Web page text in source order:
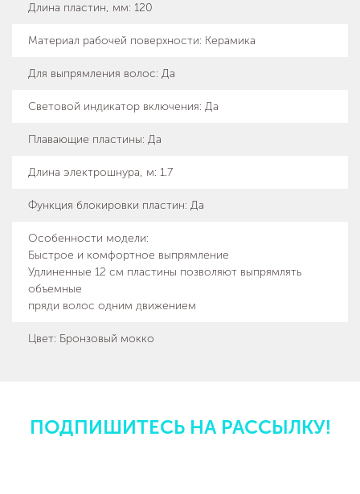
Длина пластин, мм: 120
Материал рабочей поверхности: Керамика
Для выпрямления волос: Да
Световой индикатор включения: Да
Плавающие пластины: Да
Длина электрошнура, м: 1.7
Функция блокировки пластин: Да
Особенности модели:
Быстрое и комфортное выпрямление
Удлиненные 12 см пластины позволяют выпрямлять
объемные
пряди волос одним движением
Цвет: Бронзовый мокко
ПОДПИШИТЕСЬ НА РАССЫЛКУ!